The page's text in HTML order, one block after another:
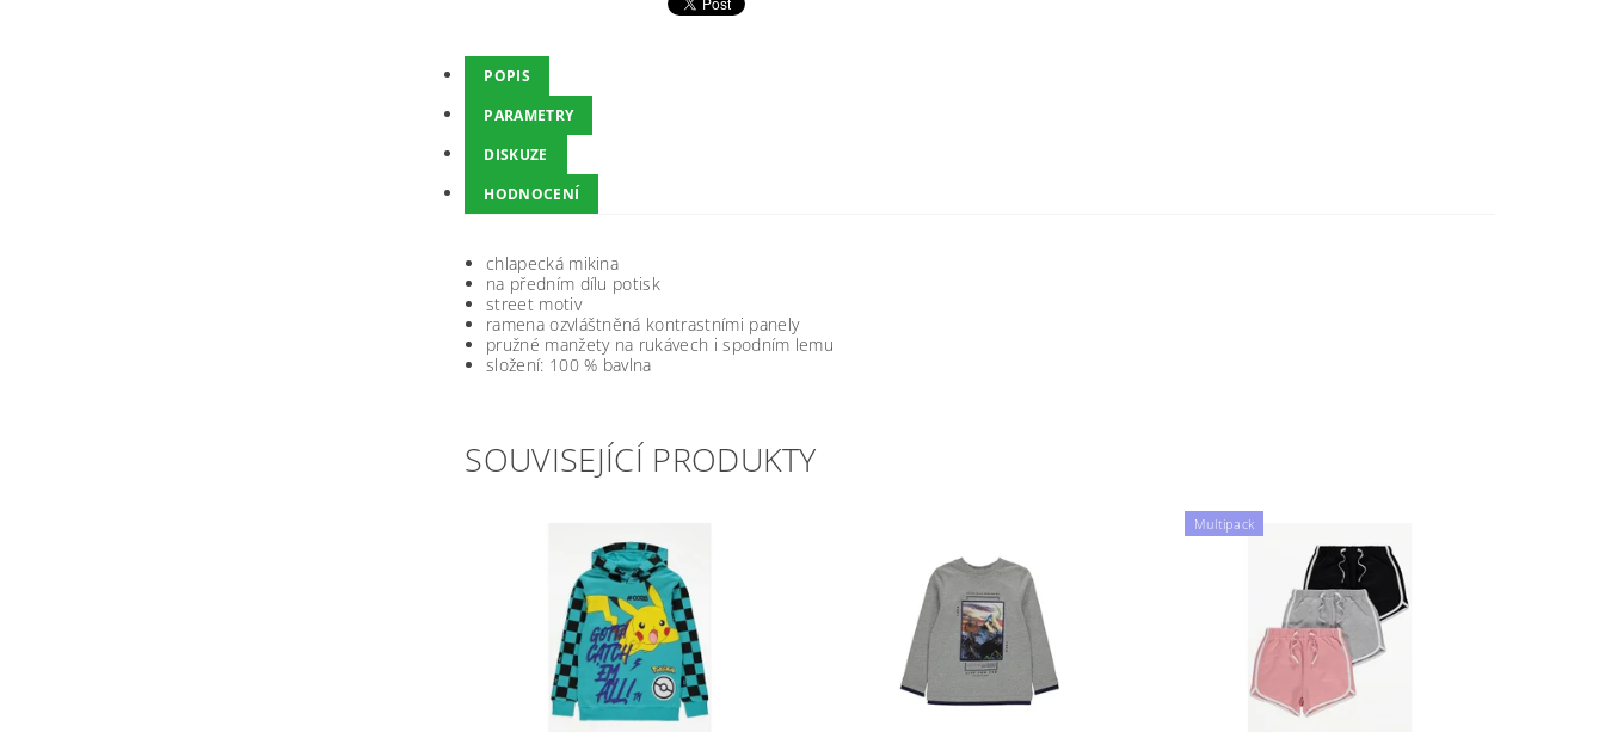
POPIS
PARAMETRY
DISKUZE
HODNOCENÍ
chlapecká mikina
na předním dílu potisk
street motiv
ramena ozvláštněná kontrastními panely
pružné manžety na rukávech i spodním lemu
složení: 100 % bavlna
SOUVISEJÍCÍ PRODUKTY
Multipack